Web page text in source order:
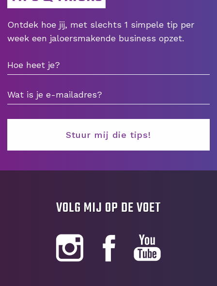
Ontdek hoe jij, met slechts 1 simpele tip per
week een jaloersmakende business opzet.
VOLG MIJ OP DE VOET